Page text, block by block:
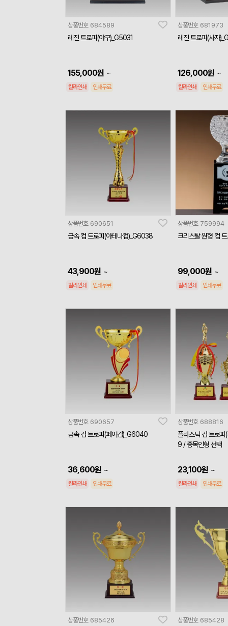
상품번호 684589
레진 트로피(야구)_G5031
155,000원 ~
칼라인쇄 인쇄무료
상품번호 681973
레진 트로피(사자
126,000원 ~
칼라인쇄 인쇄무료
상품번호 690651
금속 컵 트로피(아테나컵)_G6038
43,900원 ~
칼라인쇄 인쇄무료
상품번호 759994
크리스탈 원형 컵
99,000원 ~
칼라인쇄 인쇄무료
상품번호 690657
금속 컵 트로피(페어컵)_G6040
36,600원 ~
칼라인쇄 인쇄무료
상품번호 688816
플라스틱 컵 트로
9 / 종목인형 선택
23,100원 ~
칼라인쇄 인쇄무료
상품번호 685426 상품번호 685428